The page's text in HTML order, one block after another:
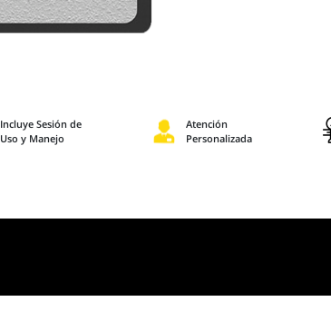
Incluye Sesión de
Uso y Manejo
Atención
Personalizada